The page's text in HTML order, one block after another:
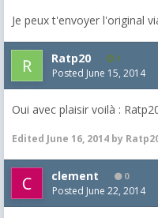
Je peux t'envoyer l'original
Ratp20 1
Posted June 15, 2014
Oui avec plaisir voilà :
Edited June 16, 2014 by
clement 0
Posted June 22, 2014